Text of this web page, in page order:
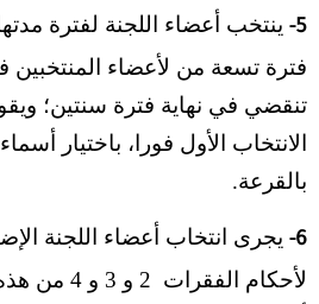
5- ينتخب أعضاء اللجنة لفترة
فترة تسعة من لأعضاء المنتخبين
تنقضي في نهاية فترة سنتين؛
الانتخاب الأول فورا، باختيار
بالقرعة.
6- يجرى انتخاب أعضاء اللجنة
لأحكام